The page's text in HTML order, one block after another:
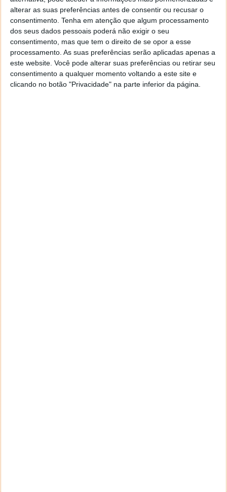
alterar as suas preferências antes de consentir ou recusar o
consentimento. Tenha em atenção que algum processamento
dos seus dados pessoais poderá não exigir o seu
consentimento, mas que tem o direito de se opor a esse
processamento. As suas preferências serão aplicadas apenas a
este website. Você pode alterar suas preferências ou retirar seu
consentimento a qualquer momento voltando a este site e
clicando no botão "Privacidade" na parte inferior da página.
A Apple tem há alguns anos um conjunto de serviços
que têm reforçado o seu ecossistema. Estes estão
ainda espalhados de forma não organizada e por isso
a Apple quis mudar esta realidade.
Apresentou agora o Apple One, o serviço que agrupa
todos os seus serviços. Para além de uma melhor
gestão, este permite que sejam geridos de forma